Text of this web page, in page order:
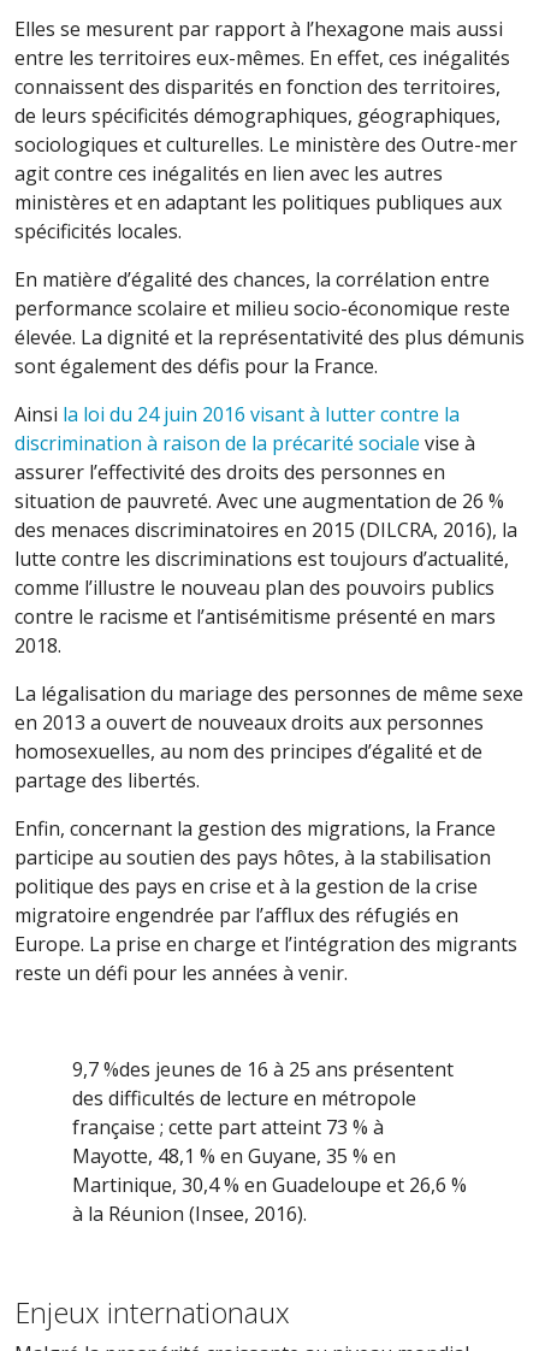
Elles se mesurent par rapport à l’hexagone mais aussi
entre les territoires eux-mêmes. En effet, ces inégalités
connaissent des disparités en fonction des territoires,
de leurs spécificités démographiques, géographiques,
sociologiques et culturelles. Le ministère des Outre-mer
agit contre ces inégalités en lien avec les autres
ministères et en adaptant les politiques publiques aux
spécificités locales.
En matière d’égalité des chances, la corrélation entre
performance scolaire et milieu socio-économique reste
élevée. La dignité et la représentativité des plus démunis
sont également des défis pour la France.
Ainsi la loi du 24 juin 2016 visant à lutter contre la
discrimination à raison de la précarité sociale vise à
assurer l’effectivité des droits des personnes en
situation de pauvreté. Avec une augmentation de 26 %
des menaces discriminatoires en 2015 (DILCRA, 2016), la
lutte contre les discriminations est toujours d’actualité,
comme l’illustre le nouveau plan des pouvoirs publics
contre le racisme et l’antisémitisme présenté en mars
2018.
La légalisation du mariage des personnes de même sexe
en 2013 a ouvert de nouveaux droits aux personnes
homosexuelles, au nom des principes d’égalité et de
partage des libertés.
Enfin, concernant la gestion des migrations, la France
participe au soutien des pays hôtes, à la stabilisation
politique des pays en crise et à la gestion de la crise
migratoire engendrée par l’afflux des réfugiés en
Europe. La prise en charge et l’intégration des migrants
reste un défi pour les années à venir.
9,7 %des jeunes de 16 à 25 ans présentent
des difficultés de lecture en métropole
française ; cette part atteint 73 % à
Mayotte, 48,1 % en Guyane, 35 % en
Martinique, 30,4 % en Guadeloupe et 26,6 %
à la Réunion (Insee, 2016).
Enjeux internationaux